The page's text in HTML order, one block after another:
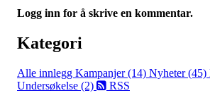
Logg inn for å skrive en kommentar.
Kategori
Alle innlegg Kampanjer (14) Nyheter (45)
Undersøkelse (2)
RSS